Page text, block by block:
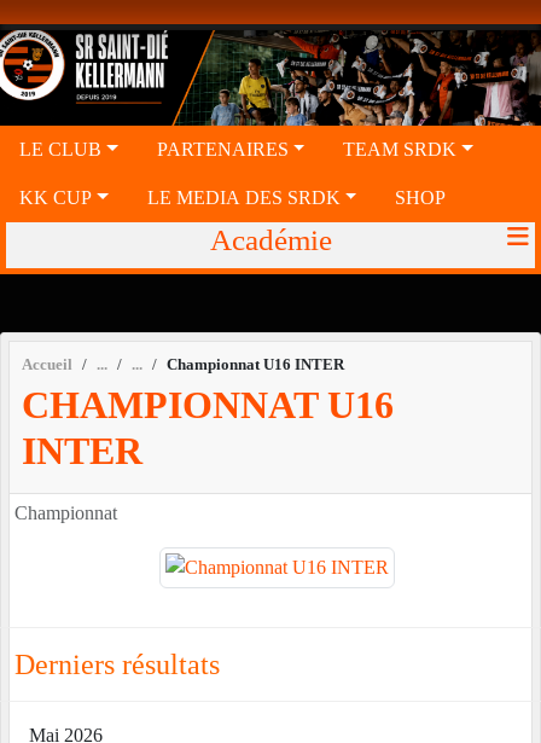
LE CLUB PARTENAIRES TEAM SRDK
KK CUP LE MEDIA DES SRDK SHOP
Académie
Accueil Championnat U16 INTER
CHAMPIONNAT U16
INTER
Championnat
Derniers résultats
Mai 2026